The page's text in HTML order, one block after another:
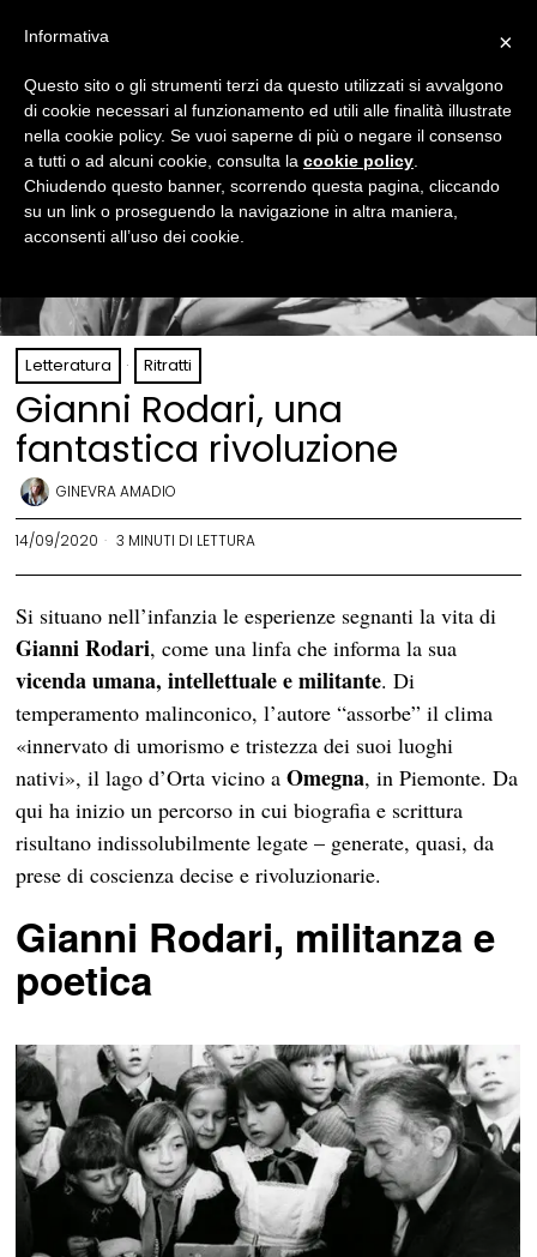
Letteratura · Ritratti
Gianni Rodari, una
fantastica rivoluzione
GINEVRA AMADIO
14/09/2020 3 MINUTI DI LETTURA
Si situano nell’infanzia le esperienze segnanti la vita di
Gianni Rodari, come una linfa che informa la sua
vicenda umana, intellettuale e militante. Di
temperamento malinconico, l’autore “assorbe” il clima
«innervato di umorismo e tristezza dei suoi luoghi
nativi», il lago d’Orta vicino aOmegna, in Piemonte. Da
qui ha inizio un percorso in cui biografia e scrittura
risultano indissolubilmente legate – generate, quasi, da
prese di coscienza decise e rivoluzionarie.
Gianni Rodari, militanza e
poetica
×
Informativa
Questo sito o gli strumenti terzi da questo utilizzati si avvalgono
di cookie necessari al funzionamento ed utili alle finalità illustrate
nella cookie policy. Se vuoi saperne di più o negare il consenso
a tutti o ad alcuni cookie, consulta la cookie policy
Chiudendo questo banner, scorrendo questa pagina, cliccando
su un link o proseguendo la navigazione in altra maniera,
acconsenti all’uso dei cookie.